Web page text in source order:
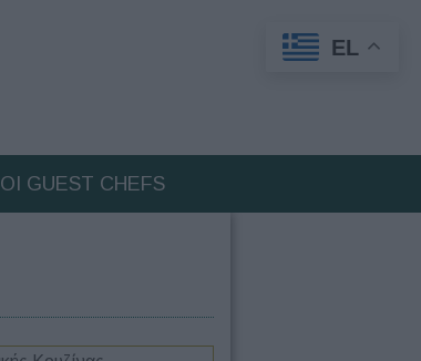
ΟΙ GUEST CHEFS
EL